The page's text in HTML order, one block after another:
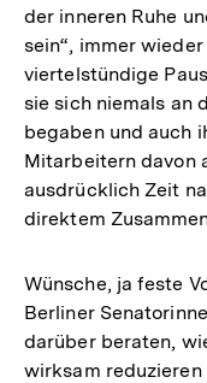
der inneren Ruhe
sein“, immer
viertelstündige
sie sich niemals an
begaben und auch
Mitarbeitern davon
ausdrücklich Zeit
direktem
Wünsche, ja feste
Berliner
darüber beraten,
wirksam